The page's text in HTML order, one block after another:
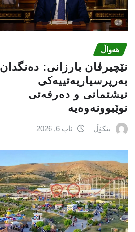
هەواڵ
نێچيرڤان بارزانى: دەنگدان
بەرپرسیاريه‌تییەکی
نیشتمانى و دەرفەتی
نوێبوونەوەیە
بنکۆڵ ئاب 6, 2026